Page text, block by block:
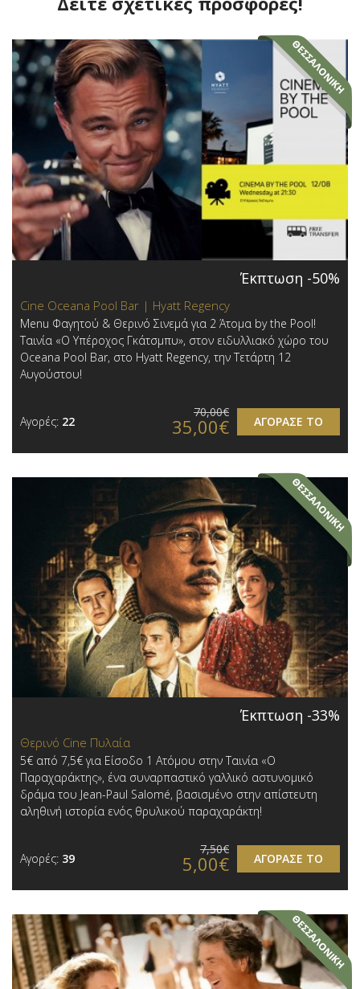
Έκπτωση -50%
Cine Oceana Pool Bar | Hyatt Regency
Menu Φαγητού & Θερινό Σινεμά για 2 Άτομα by the Pool!
Ταινία «Ο Υπέροχος Γκάτσμπυ», στον ειδυλλιακό χώρο του
Oceana Pool Bar, στο Hyatt Regency, την Τετάρτη 12
Αυγούστου!
Αγορές: 22 ΑΓΟΡΑΣΕ ΤΟ
70,00€
35,00€
Έκπτωση -33%
Θερινό Cine Πυλαία
5€ από 7,5€ για Είσοδο 1 Ατόμου στην Ταινία «Ο
Παραχαράκτης», ένα συναρπαστικό γαλλικό αστυνομικό
δράμα του Jean-Paul Salomé, βασισμένο στην απίστευτη
αληθινή ιστορία ενός θρυλικού παραχαράκτη!
Αγορές: 39 ΑΓΟΡΑΣΕ ΤΟ
7,50€
5,00€